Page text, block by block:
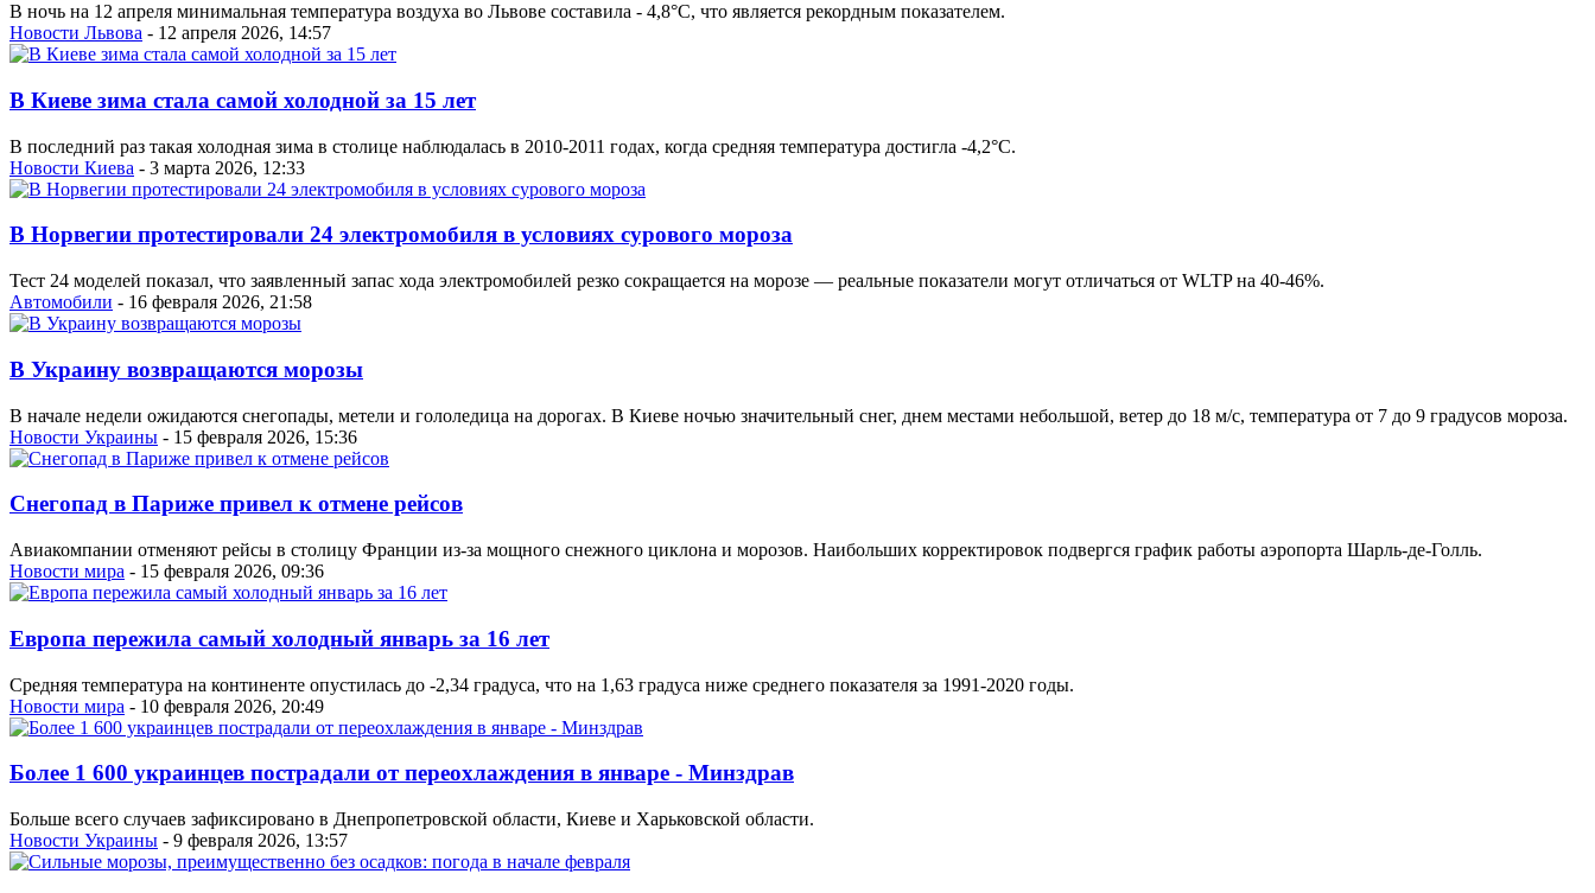
В ночь на 12 апреля минимальная температура воздуха во Львове составила - 4,8°С, что является рекордным показателем.
Новости Львова - 12 апреля 2026, 14:57
В Киеве зима стала самой холодной за 15 лет
В последний раз такая холодная зима в столице наблюдалась в 2010-2011 годах, когда средняя температура достигла -4,2°С.
Новости Киева - 3 марта 2026, 12:33
В Норвегии протестировали 24 электромобиля в условиях сурового мороза
Тест 24 моделей показал, что заявленный запас хода электромобилей резко сокращается на морозе — реальные показатели могут отличаться от WLTP на 40-46%.
Автомобили - 16 февраля 2026, 21:58
В Украину возвращаются морозы
В начале недели ожидаются снегопады, метели и гололедица на дорогах. В Киеве ночью значительный снег, днем местами небольшой, ветер до 18 м/с, температура от 7 до 9 градусов мороза.
Новости Украины - 15 февраля 2026, 15:36
Снегопад в Париже привел к отмене рейсов
Авиакомпании отменяют рейсы в столицу Франции из-за мощного снежного циклона и морозов. Наибольших корректировок подвергся график работы аэропорта Шарль-де-Голль.
Новости мира - 15 февраля 2026, 09:36
Европа пережила самый холодный январь за 16 лет
Средняя температура на континенте опустилась до -2,34 градуса, что на 1,63 градуса ниже среднего показателя за 1991-2020 годы.
Новости мира - 10 февраля 2026, 20:49
Более 1 600 украинцев пострадали от переохлаждения в январе - Минздрав
Больше всего случаев зафиксировано в Днепропетровской области, Киеве и Харьковской области.
Новости Украины - 9 февраля 2026, 13:57